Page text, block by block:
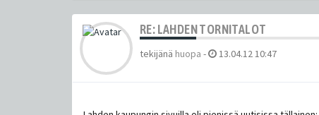
RE: LAHDEN TORNITALOT
tekijänä huopa - 13.04.12 10:47